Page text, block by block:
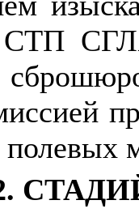
ссией
полевых